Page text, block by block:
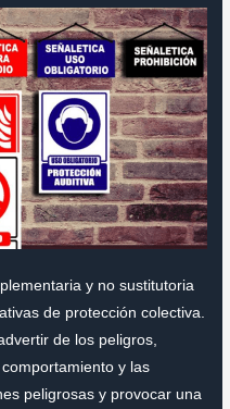
y no sustitutoria
de protección colectiva.
de los peligros,
y las
peligrosas y provocar una